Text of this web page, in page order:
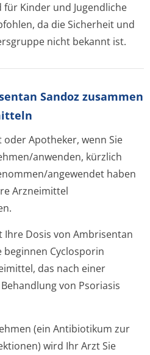
Kinder und Jugendliche
da die Sicherheit und
nicht bekannt ist.
Sandoz zusammen
Apotheker, wenn Sie
anwenden, kürzlich
an­gewendet haben
Arzneimittel
Ihre Dosis von Ambrisentan
beginnen Cyclosporin
das nach einer
von Psoriasis
(ein Antibiotikum zur
wird Ihr Arzt Sie